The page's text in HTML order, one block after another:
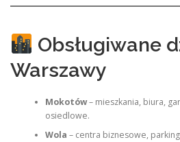
Obsługiwane
Warszawy
Mokotów– mieszkania, biura,
osiedlowe.
Wola – centra biznesowe,